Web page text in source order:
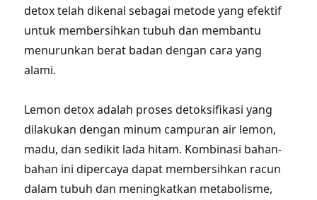
detox telah dikenal sebagai metode yang efektif
untuk membersihkan tubuh dan membantu
menurunkan berat badan dengan cara yang
alami.
Lemon detox adalah proses detoksifikasi yang
dilakukan dengan minum campuran air lemon,
madu, dan sedikit lada hitam. Kombinasi bahan-
bahan ini dipercaya dapat membersihkan racun
dalam tubuh dan meningkatkan metabolisme,